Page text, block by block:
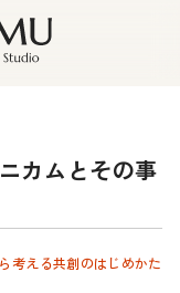
カムとその事
考える共創のはじめかた